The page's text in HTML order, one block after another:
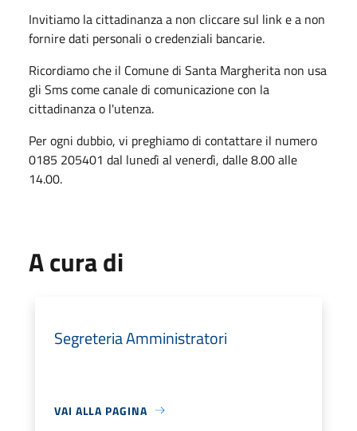
Invitiamo la cittadinanza a non cliccare sul link e a non
fornire dati personali o credenziali bancarie.
Ricordiamo che il Comune di Santa Margherita non usa
gli Sms come canale di comunicazione con la
cittadinanza o l'utenza.
Per ogni dubbio, vi preghiamo di contattare il numero
0185 205401 dal lunedì al venerdì, dalle 8.00 alle
14.00.
A cura di
Segreteria Amministratori
VAI ALLA PAGINA